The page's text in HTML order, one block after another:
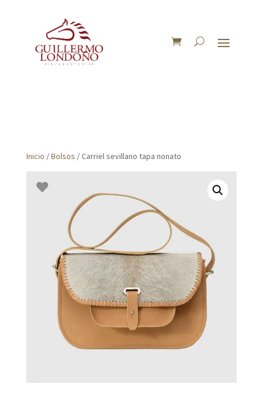
Inicio /Bolsos / Carriel sevillano tapa nonato